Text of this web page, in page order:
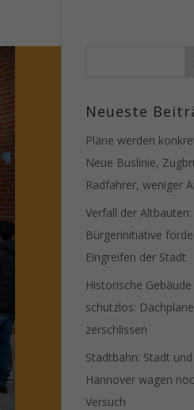
Neueste
Pläne werden
Neue Buslinie,
Radfahrer, weniger
Verfall der Altbauten:
Bürgerinitiative
Eingreifen der Stadt
Historische Gebäude
schutzlos:
zerschlissen
Stadtbahn: Stadt
Hannover wagen
Versuch